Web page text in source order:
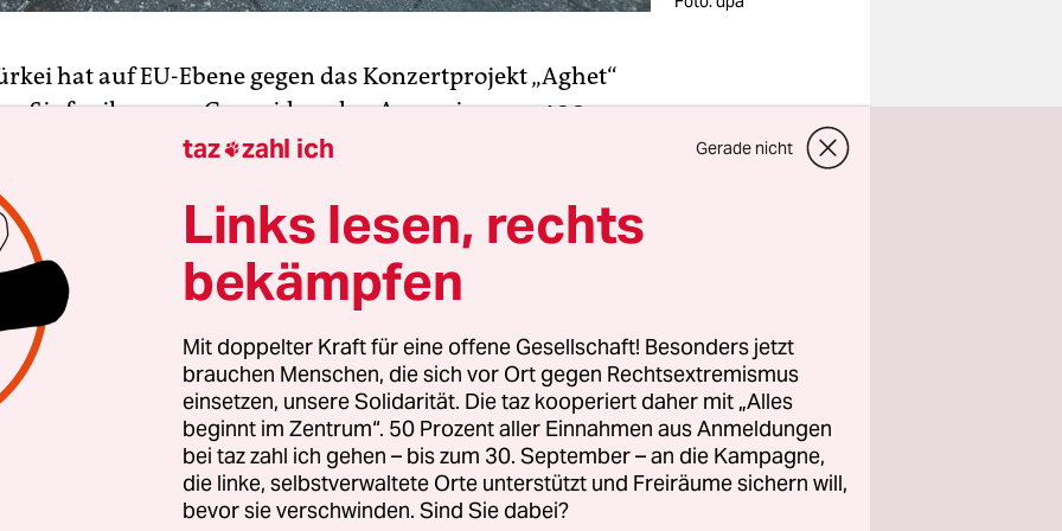
hat auf EU-Ebene gegen das Konzertprojekt „Aghet“
Sinfoniker zum Genozid an den Armeniern vor 100
Der türkische EU-Botschafter verlange, dass die
Union die finanzielle Förderung für die internationale
einstellt, sagte Intendant Markus Rindt am Samstag in
sprach von einem „Angriff auf die Meinungsfreiheit“. Das
im November 2015 in Berlin Premiere hatte und auch in
soll, sieht er aber nicht in Gefahr. „Ich glaube nicht,
Agentur einknickt.“
für Bildung, Audiovisuelles und Kultur bei der EU-
stehe hinter „Aghet“, berichteten die „Dresdner Neuesten
Sie hat Rindt zufolge insofern nachgegeben, als sie
darüber auf ihrer Internetseite entfernte. „Das finden
taz zahl ich Gerade nicht
Links lesen, rechts
bekämpfen
Mit doppelter Kraft für eine offene Gesellschaft! Besonders jetzt
brauchen Menschen, die sich vor Ort gegen Rechtsextremismus
einsetzen, unsere Solidarität. Die taz kooperiert daher mit „Alles
beginnt im Zentrum“. 50 Prozent aller Einnahmen aus Anmeldungen
bei taz zahl ich gehen – bis zum 30. September – an die Kampagne,
die linke, selbstverwaltete Orte unterstützt und Freiräume sichern will,
bevor sie verschwinden. Sind Sie dabei?